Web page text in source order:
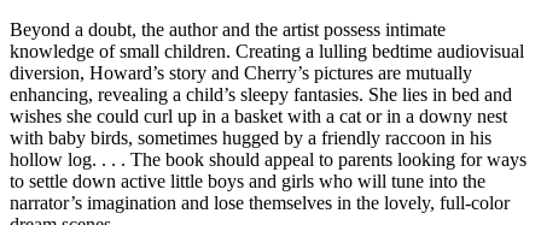
Beyond a doubt, the author and the artist possess intimate
knowledge of small children. Creating a lulling bedtime audiovisual
diversion, Howard’s story and Cherry’s pictures are mutually
enhancing, revealing a child’s sleepy fantasies. She lies in bed and
wishes she could curl up in a basket with a cat or in a downy nest
with baby birds, sometimes hugged by a friendly raccoon in his
hollow log. . . . The book should appeal to parents looking for ways
to settle down active little boys and girls who will tune into the
narrator’s imagination and lose themselves in the lovely, full-color